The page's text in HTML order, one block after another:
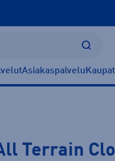
Asiakaspalvelu Kaupat
Terrain